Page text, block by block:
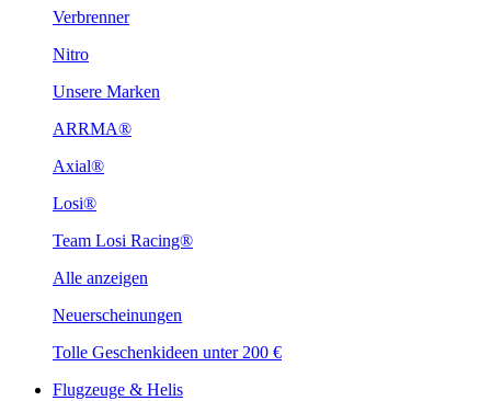
Verbrenner
Nitro
Unsere Marken
ARRMA®
Axial®
Losi®
Team Losi Racing®
Alle anzeigen
Neuerscheinungen
Tolle Geschenkideen unter 200 €
Flugzeuge & Helis